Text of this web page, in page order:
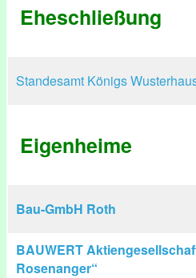
Eheschließung
Standesamt Königs
Eigenheime
Bau-GmbH Roth
BAUWERT
Rosenanger“